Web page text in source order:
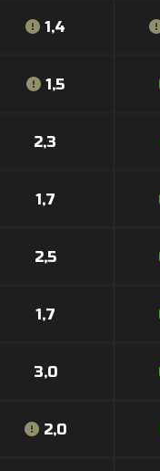
1,4
1,5
2,3
1,7
2,5
1,7
3,0
2,0